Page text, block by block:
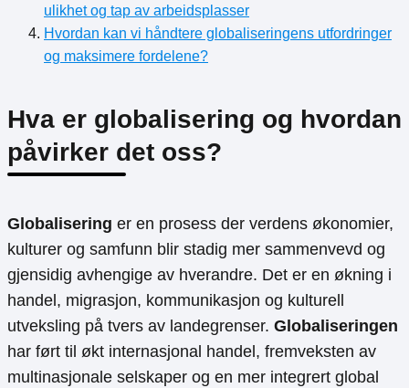
ulikhet og tap av arbeidsplasser
Hvordan kan vi håndtere globaliseringens utfordringer
og maksimere fordelene?
Hva er globalisering og hvordan
påvirker det oss?
Globalisering er en prosess der verdens økonomier,
kulturer og samfunn blir stadig mer sammenvevd og
gjensidig avhengige av hverandre. Det er en økning i
handel, migrasjon, kommunikasjon og kulturell
utveksling på tvers av landegrenser. Globaliseringen
har ført til økt internasjonal handel, fremveksten av
multinasjonale selskaper og en mer integrert global